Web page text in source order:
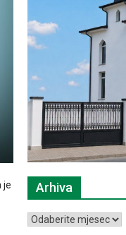
je
Arhiva
Arhiva